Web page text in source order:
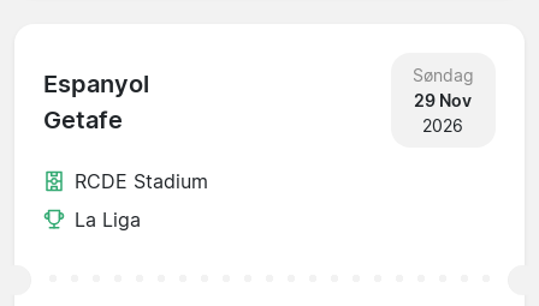
Espanyol
Getafe
Søndag
29 Nov
2026
RCDE Stadium
La Liga